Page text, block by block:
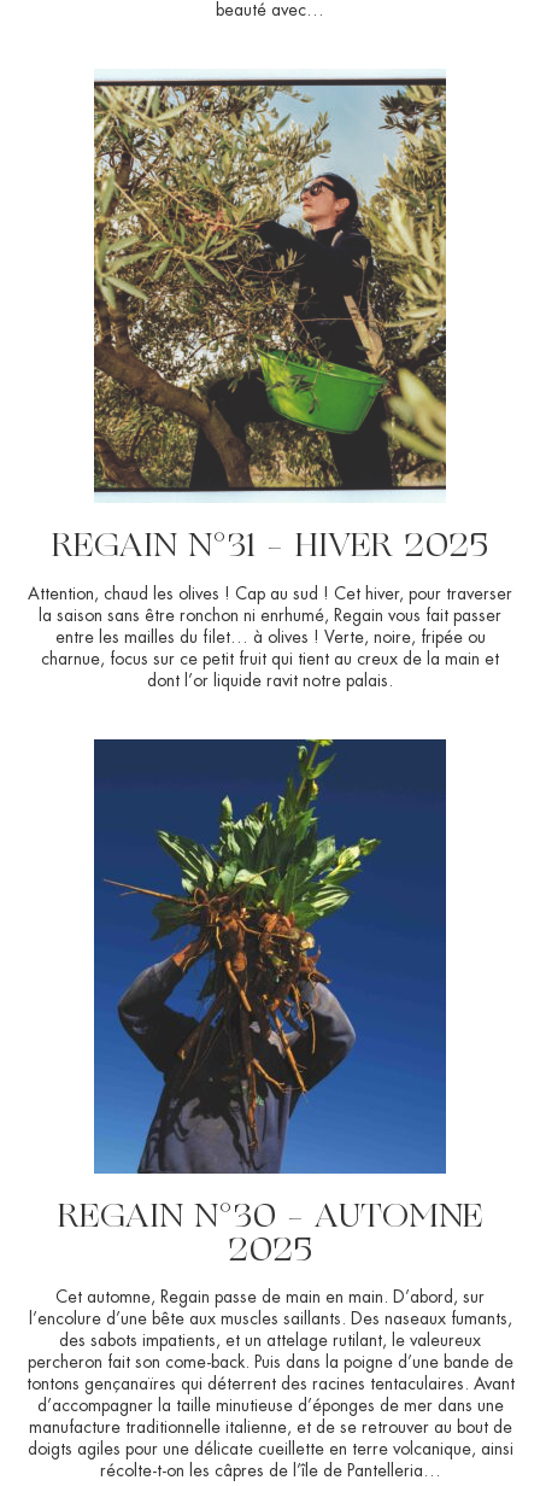
beauté avec…
REGAIN N°31 – HIVER 2025
Attention, chaud les olives ! Cap au sud ! Cet hiver, pour traverser
la saison sans être ronchon ni enrhumé, Regain vous fait passer
entre les mailles du filet… à olives ! Verte, noire, fripée ou
charnue, focus sur ce petit fruit qui tient au creux de la main et
dont l’or liquide ravit notre palais.
REGAIN N°30 – AUTOMNE
2025
Cet automne, Regain passe de main en main. D’abord, sur
l’encolure d’une bête aux muscles saillants. Des naseaux fumants,
des sabots impatients, et un attelage rutilant, le valeureux
percheron fait son come-back. Puis dans la poigne d’une bande de
tontons gençanaïres qui déterrent des racines tentaculaires. Avant
d’accompagner la taille minutieuse d’éponges de mer dans une
manufacture traditionnelle italienne, et de se retrouver au bout de
doigts agiles pour une délicate cueillette en terre volcanique, ainsi
récolte-t-on les câpres de l’île de Pantelleria…